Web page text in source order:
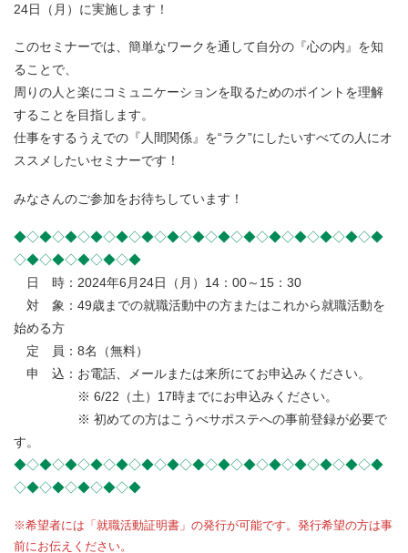
24日（月）に実施します！
このセミナーでは、簡単なワークを通して自分の『心の内』を知
ることで、
周りの人と楽にコミュニケーションを取るためのポイントを理解
することを目指します。
仕事をするうえでの『人間関係』を“ラク”にしたいすべての人にオ
ススメしたいセミナーです！
みなさんのご参加をお待ちしています！
◆◇◆◇◆◇◆◇◆◇◆◇◆◇◆◇◆◇◆◇◆◇◆◇◆◇◆◇◆
◇◆◇◆◇◆◇◆◇◆
日 時：2024年6月24日（月）14：00～15：30
対 象：49歳までの就職活動中の方またはこれから就職活動を
始める方
定 員：8名（無料）
申 込：お電話、メールまたは来所にてお申込みください。
※ 6/22（土）17時までにお申込みください。
※ 初めての方はこうべサポステへの事前登録が必要で
す。
◆◇◆◇◆◇◆◇◆◇◆◇◆◇◆◇◆◇◆◇◆◇◆◇◆◇◆◇◆
◇◆◇◆◇◆◇◆◇◆
※希望者には「就職活動証明書」の発行が可能です。発行希望の方は事
前にお伝えください。